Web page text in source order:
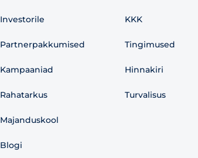
Investorile
Partnerpakkumised
Kampaaniad
Rahatarkus
Majanduskool
Blogi
KKK
Tingimused
Hinnakiri
Turvalisus